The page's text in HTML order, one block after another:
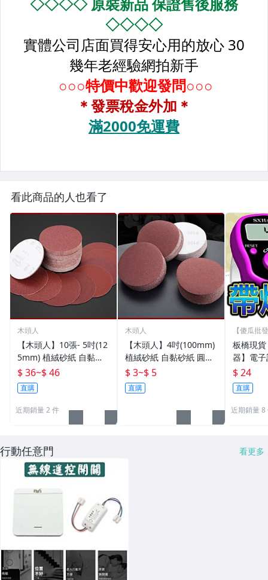
看此商品的人也看了
木頭人
【木頭人】10張- 5吋(12
5mm) 植絨砂紙 自黏砂
紙 圓盤砂紙 自黏盤 魔鬼
氈底盤可用
$ 36~$ 46
直購
近期銷量 2 件
木頭人
【木頭人】4吋(100mm)
植絨砂紙 自黏砂紙 圓盤
砂紙 自黏盤 魔鬼氈底盤
可用
$ 3~$ 5
直購
【傻瓜批
板橋現
器】電
數器.戒
數器.指
位計數
11
$ 24
直購
近期銷量 8
行動任意門 看更多